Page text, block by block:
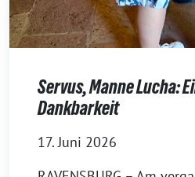
Servus, Manne Lucha:
Dankbarkeit
17. Juni 2026